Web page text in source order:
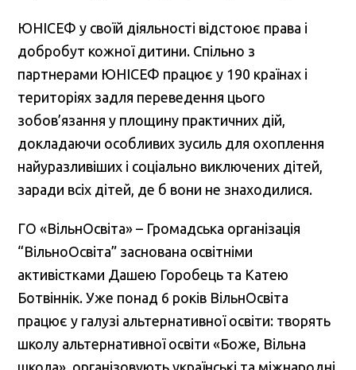
ЮНІСЕФ у своїй діяльності відстоює права і
добробут кожної дитини. Спільно з
партнерами ЮНІСЕФ працює у 190 країнах і
територіях задля переведення цього
зобов’язання у площину практичних дій,
докладаючи особливих зусиль для охоплення
найуразливіших і соціально виключених дітей,
заради всіх дітей, де б вони не знаходилися.
ГО «ВільнОсвіта» – Громадська організація
“ВільноОсвіта” заснована освітніми
активістками Дашею Горобець та Катею
Ботвіннік. Уже понад 6 років ВільнОсвіта
працює у галузі альтернативної освіти: творять
школу альтернативної освіти «Боже, Вільна